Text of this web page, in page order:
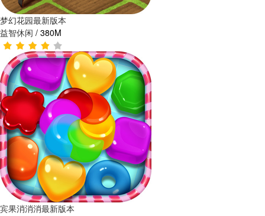
梦幻花园最新版本
益智休闲 / 380M
宾果消消消最新版本